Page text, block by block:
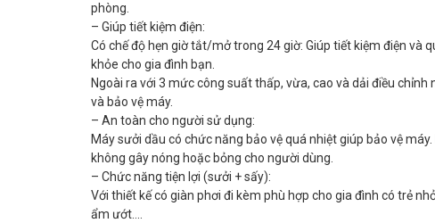
phòng.
– Giúp tiết kiệm điện:
Có chế độ hẹn giờ tắt/mở trong 24 giờ: Giúp tiết kiệm điện
khỏe cho gia đình bạn.
Ngoài ra với 3 mức công suất thấp, vừa, cao và dải điều
và bảo vệ máy.
– An toàn cho người sử dụng:
Máy sưởi dầu có chức năng bảo vệ quá nhiệt giúp bảo vệ
không gây nóng hoặc bỏng cho người dùng.
– Chức năng tiện lợi (sưởi + sấy):
Với thiết kế có giàn phơi đi kèm phù hợp cho gia đình có trẻ
ẩm ướt….